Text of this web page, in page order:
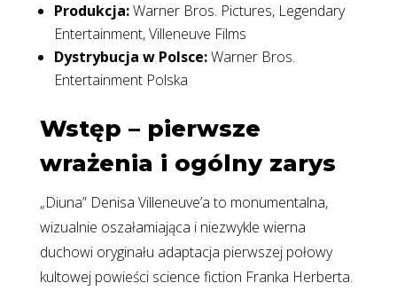
Produkcja:Warner Bros. Pictures, Legendary
Entertainment, Villeneuve Films
Dystrybucja w Polsce:Warner Bros.
Entertainment Polska
Wstęp – pierwsze
wrażenia i ogólny zarys
„Diuna” Denisa Villeneuve’a to monumentalna,
wizualnie oszałamiająca i niezwykle wierna
duchowi oryginału adaptacja pierwszej połowy
kultowej powieści science fiction Franka Herberta.